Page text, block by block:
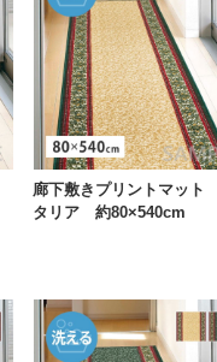
廊下敷きプリントマッ
タリア 約80×540cm